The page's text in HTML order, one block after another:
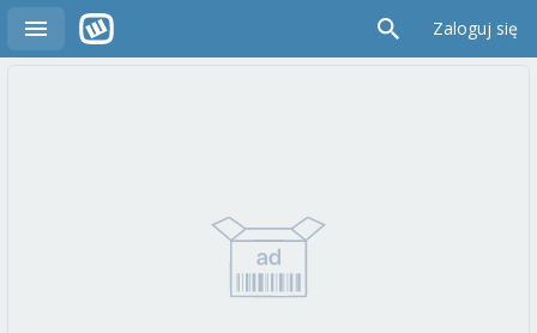
Zaloguj się